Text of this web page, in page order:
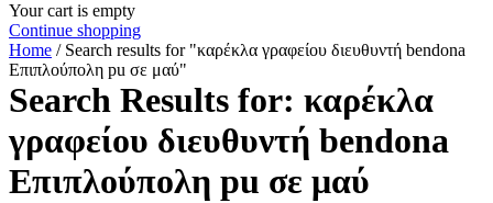
Your cart is empty
Continue shopping
Home / Search results for "καρέκλα γραφείου διευθυντή bendona
Επιπλούπολη pu σε μαύ"
Search Results for: καρέκλα
γραφείου διευθυντή bendona
Επιπλούπολη pu σε μαύ